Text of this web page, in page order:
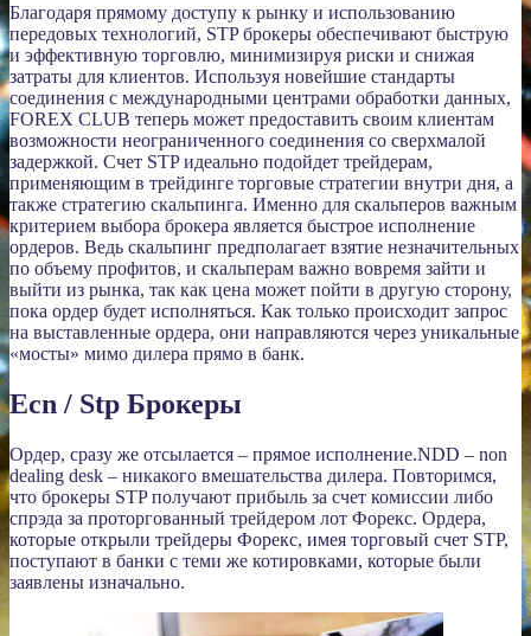
Благодаря прямому доступу к рынку и использованию
передовых технологий, STP брокеры обеспечивают быструю
и эффективную торговлю, минимизируя риски и снижая
затраты для клиентов. Используя новейшие стандарты
соединения с международными центрами обработки данных,
FOREX CLUB теперь может предоставить своим клиентам
возможности неограниченного соединения со сверхмалой
задержкой. Счет STP идеально подойдет трейдерам,
применяющим в трейдинге торговые стратегии внутри дня, а
также стратегию скальпинга. Именно для скальперов важным
критерием выбора брокера является быстрое исполнение
ордеров. Ведь скальпинг предполагает взятие незначительных
по объему профитов, и скальперам важно вовремя зайти и
выйти из рынка, так как цена может пойти в другую сторону,
пока ордер будет исполняться. Как только происходит запрос
на выставленные ордера, они направляются через уникальные
«мосты» мимо дилера прямо в банк.
Ecn / Stp Брокеры
Ордер, сразу же отсылается – прямое исполнение.NDD – non
dealing desk – никакого вмешательства дилера. Повторимся,
что брокеры STP получают прибыль за счет комиссии либо
спрэда за проторгованный трейдером лот Форекс. Ордера,
которые открыли трейдеры Форекс, имея торговый счет STP,
поступают в банки с теми же котировками, которые были
заявлены изначально.